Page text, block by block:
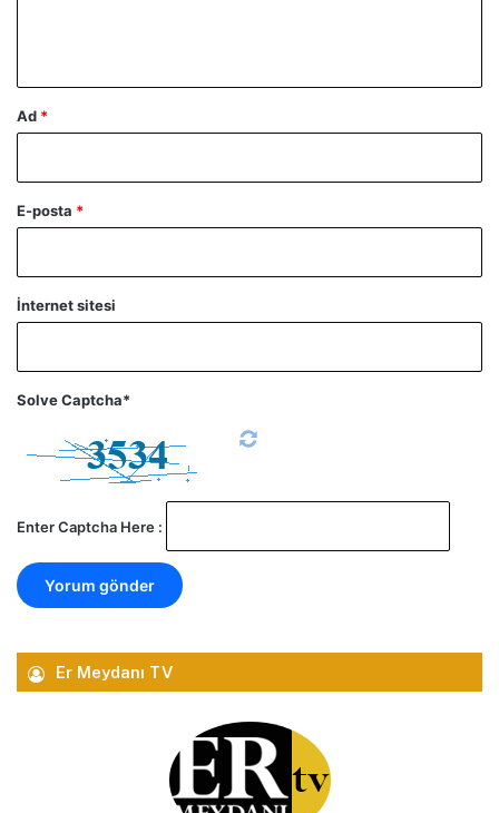
Ad *
E-posta *
İnternet sitesi
Solve Captcha*
Enter Captcha Here :
Er Meydanı TV